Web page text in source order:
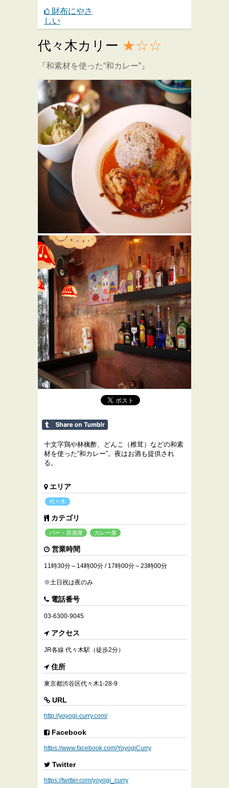
財布にやさ
しい
代々木カリー ★☆☆
『和素材を使った“和カレー”』
十文字鶏や林檎酢、どんこ（椎茸）などの和素
材を使った“和カレー”。夜はお酒も提供され
る。
エリア
代々木
カテゴリ
バー・居酒屋 カレー屋
営業時間
11時30分～14時00分 / 17時00分～23時00分
※土日祝は夜のみ
電話番号
03-6300-9045
アクセス
JR各線 代々木駅（徒歩2分）
住所
東京都渋谷区代々木1-28-9
URL
http://yoyogi-curry.com/
Facebook
https://www.facebook.com/YoyogiCurry
Twitter
https://twitter.com/yoyogi_curry